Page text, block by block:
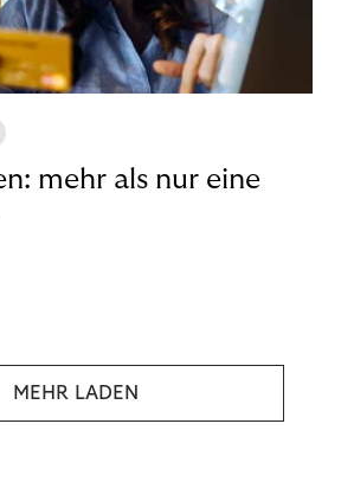
mehr als nur eine
MEHR LADEN